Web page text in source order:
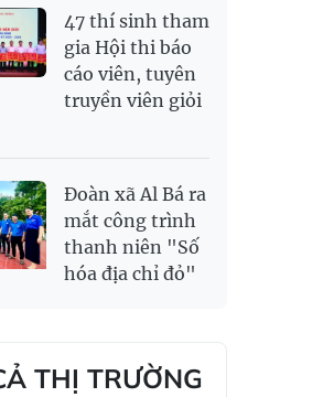
47 thí sinh tham
gia Hội thi báo
cáo viên, tuyên
truyền viên giỏi
Đoàn xã Al Bá ra
mắt công trình
thanh niên "Số
hóa địa chỉ đỏ"
THỊ TRƯỜNG